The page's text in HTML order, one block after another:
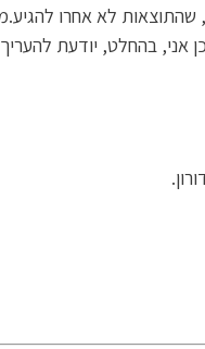
שהתוצאות לא אחרו
אני, בהחלט, יודעת